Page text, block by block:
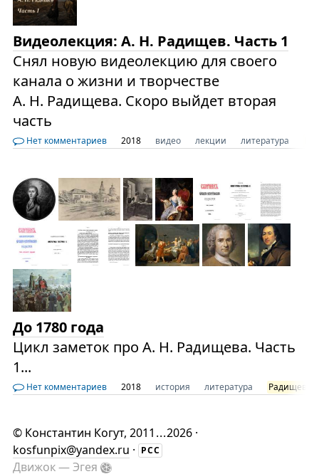
Видеолекция: А. Н. Радищев. Часть 1
Снял новую видеолекцию для своего
канала о жизни и творчестве
А. Н. Радищева. Скоро выйдет вторая
часть
Нет комментариев 2018 видео лекции литература
До 1780 года
Цикл заметок про А. Н. Радищева. Часть
1...
Нет комментариев 2018 история литература Радищев
© Константин Когут, 2011 ...2026 ·
kosfunpix@yandex.ru · РСС
Движок —Эгея